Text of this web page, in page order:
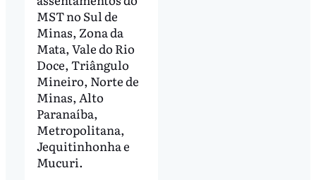
MST no Sul de
Minas, Zona da
Mata, Vale do Rio
Doce, Triângulo
Mineiro, Norte de
Minas, Alto
Paranaíba,
Metropolitana,
Jequitinhonha e
Mucuri.